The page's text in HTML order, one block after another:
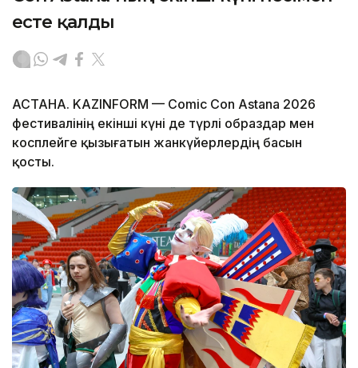
есте қалды
АСТАНА. KAZINFORM — Comic Con Astana 2026
фестивалінің екінші күні де түрлі образдар мен
косплейге қызығатын жанкүйерлердің басын
қосты.